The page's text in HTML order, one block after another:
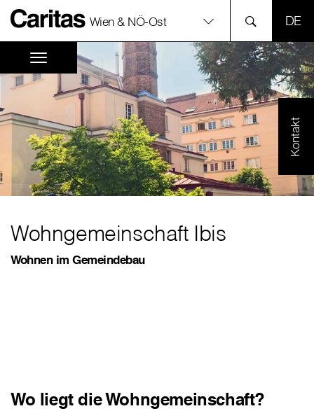
Wien & NÖ-Ost
Kontakt
Wohngemeinschaft Ibis
Wohnen im Gemeindebau
Wo liegt die Wohngemeinschaft?